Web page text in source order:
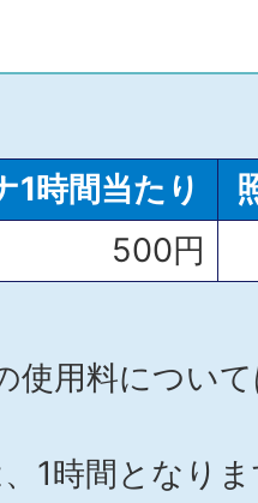
1時間当たり
500円
使用料につい
1時間となり